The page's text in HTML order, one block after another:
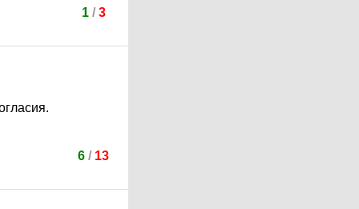
1/ 3
6 / 13